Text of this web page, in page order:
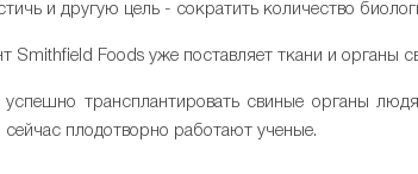
и другую цель - сократить количество
Smithfield Foods уже поставляет ткани и органы
трансплантировать свиные органы
плодотворно работают ученые.